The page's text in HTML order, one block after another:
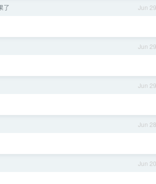
Jun 29
了
Jun 29
Jun 29
Jun 28
Jun 20